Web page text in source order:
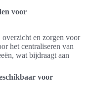
voor
en zorgen voor
het centraliseren van
wat bijdraagt aan
voor